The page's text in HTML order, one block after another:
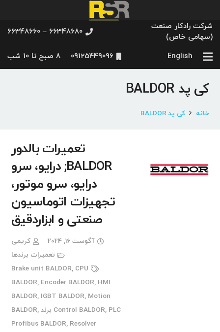
شرکت رادکار صنعت
(سهامی خاص)
66348680 – 66348660
English
09125449096 8 صبح تا 10 شب
کی پد BALDOR
خانه کی پد BALDOR
تعمیرات بالدور
BALDOR; درایو، سرو
درایو، سرو موتور،
تجهیزات اتوماسیون
صنعتی و ابزاردقیق
آگوست 16, 2024
کریمی
تعمیرات برندها
Brake unit BALDOR, CPU
BALDOR, Encoder BALDOR, HMI
BALDOR, IGBT BALDOR, Motion
Control BALDOR, PLC برند BALDOR
,
Profibus BALDOR, Resolver